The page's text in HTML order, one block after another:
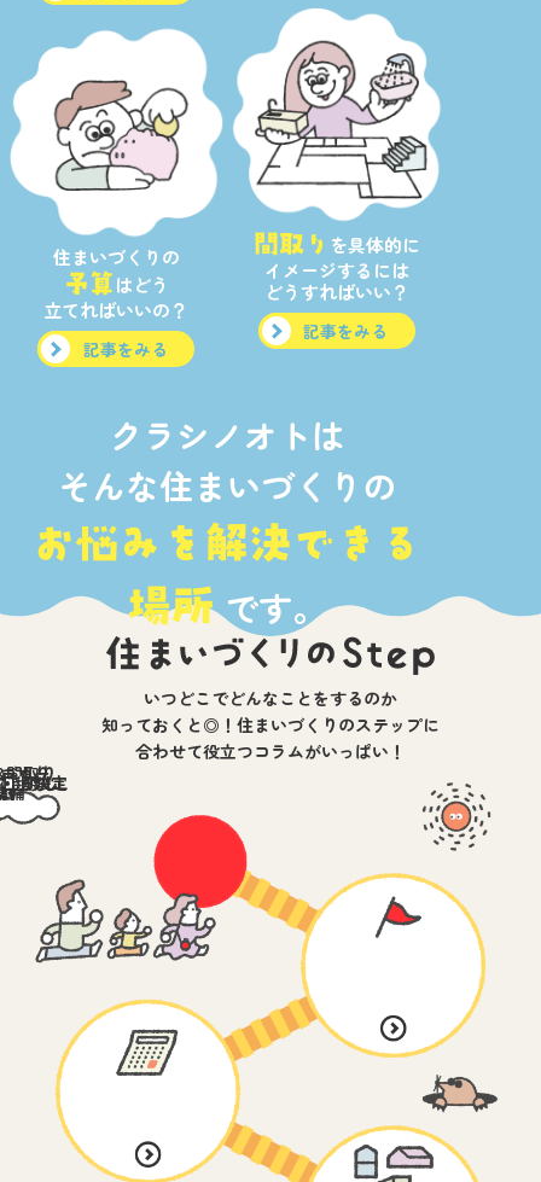
住まいづくりの
予算はどう
立てればいいの？
記事をみる
間取り を具体的に
イメージするには
どうすればいい？
記事をみる
クラシノオトは
そんな住まいづくりの
お悩みを解決できる
場所です。
いつどこでどんなことをするのか
知っておくと◎！ 住まいづくりのステップに
合わせて役立つコラムがいっぱい！
くり
備画
カー
し
ー決定
間取り
・竣工
き渡し